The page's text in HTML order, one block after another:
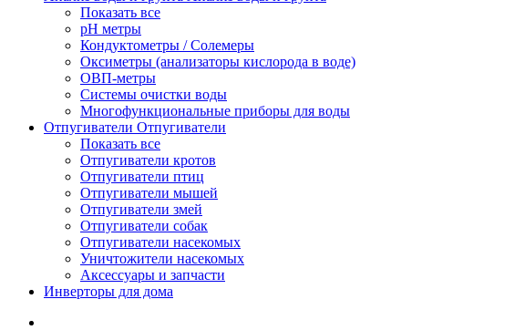
Показать все
pH метры
Кондуктометры / Солемеры
Оксиметры (анализаторы кислорода в воде)
ОВП-метры
Системы очистки воды
Многофункциональные приборы для воды
Отпугиватели Отпугиватели
Показать все
Отпугиватели кротов
Отпугиватели птиц
Отпугиватели мышей
Отпугиватели змей
Отпугиватели собак
Отпугиватели насекомых
Уничтожители насекомых
Аксессуары и запчасти
Инверторы для дома